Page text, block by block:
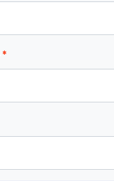
*